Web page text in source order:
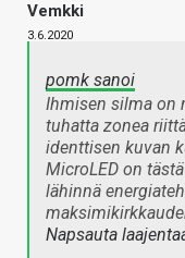
Vemkki
3.6.2020
pomk sanoi
Ihmisen silma on
tuhatta zonea
identtisen kuvan
MicroLED on
lähinnä
Napsauta